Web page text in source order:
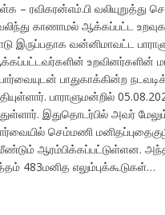
ரவிகரன்எம்.பி வலியுறுத்து
காணாமல் ஆக்கப்பட்ட
இருப்பதாக வன்னிமாவட்ட
ஆக்கப்பட்டவர்களின் உறவினர்களின்
பாதுகாக்கின்ற
பாராளுமன்றில்
இதுதொடர்பில் அவர்
செம்மணி
ஆரம்பிக்கப்பட்டுள்ளன.
483மனித எலும்புக்கூடுகள்…